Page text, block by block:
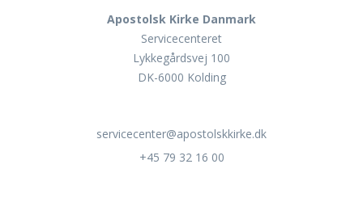
Apostolsk Kirke Danmark
Servicecenteret
Lykkegårdsvej 100
DK-6000 Kolding
servicecenter@apostolskkirke.dk
+45 79 32 16 00